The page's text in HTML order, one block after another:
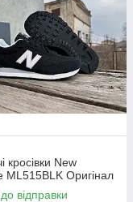
кросівки New
ML515BLK Оригінал
відправки